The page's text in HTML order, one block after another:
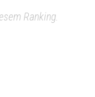
Ranking.